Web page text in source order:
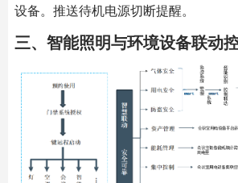
设备。推送待机电源切断提醒。
三、智能照明与环境设备联动